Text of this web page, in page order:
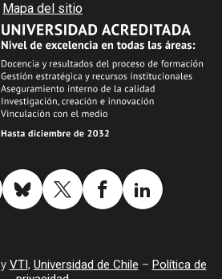
Mapa del sitio
y VTI, Universidad de Chile – Política de